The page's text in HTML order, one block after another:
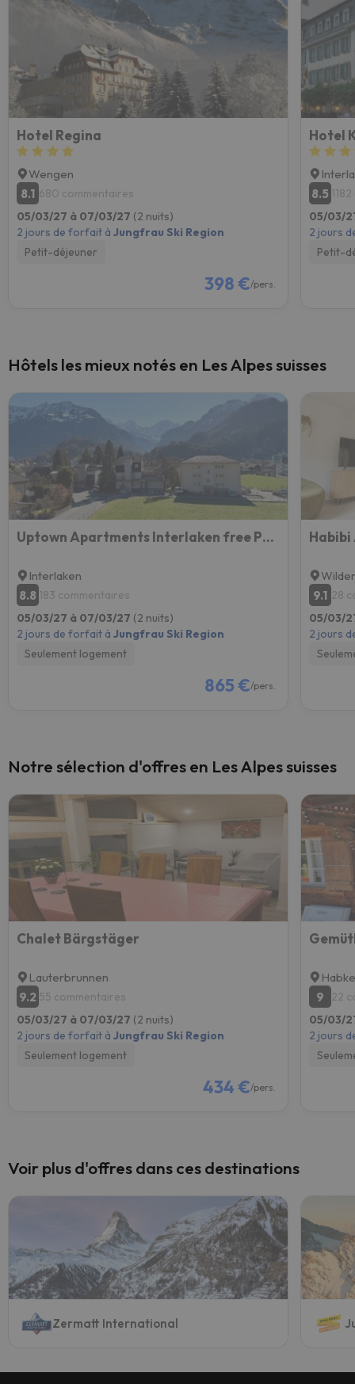
Hotel Regina
Wengen
8.1 680 commentaires
05/03/27 à 07/03/27 (2 nuits)
2 jours de forfait à Jungfrau Ski Region
Petit-déjeuner
398 €/pers.
Hotel
8.5
05/03/
2 jours
Petit-
Hôtels les mieux notés en Les Alpes suisses
Uptown Apartments Interlaken free Parking
Interlaken
8.8 183 commentaires
05/03/27 à 07/03/27 (2 nuits)
2 jours de forfait à Jungfrau Ski Region
Seulement logement
865 €/pers.
9.1 28
05/03/
2 jours
Notre sélection d'offres en Les Alpes suisses
Chalet Bärgstäger
Lauterbrunnen
9.2 55 commentaires
05/03/27 à 07/03/27 (2 nuits)
2 jours de forfait à Jungfrau Ski Region
Seulement logement
434 €/pers.
9
22
05/03/
2 jours
Voir plus d'offres dans ces destinations
Zermatt International